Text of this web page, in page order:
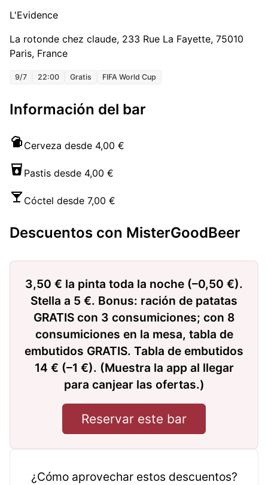
L'Evidence
La rotonde chez claude, 233 Rue La Fayette, 75010
Paris, France
9/7 22:00 Gratis FIFA World Cup
Información del bar
Cerveza desde 4,00 €
Pastis desde 4,00 €
Cóctel desde 7,00 €
Descuentos con MisterGoodBeer
3,50 € la pinta toda la noche (–0,50 €).
Stella a 5 €. Bonus: ración de patatas
GRATIS con 3 consumiciones; con 8
consumiciones en la mesa, tabla de
embutidos GRATIS. Tabla de embutidos
14 € (–1 €). (Muestra la app al llegar
para canjear las ofertas.)
Reservar este bar
¿Cómo aprovechar estos descuentos?